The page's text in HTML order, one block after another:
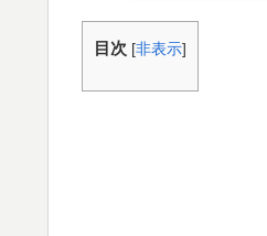
目次 [非表示]